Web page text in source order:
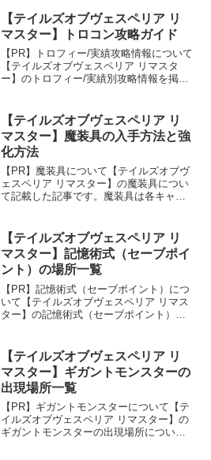
【テイルズオブヴェスペリア リ
マスター】トロコン攻略ガイド
【PR】トロフィー/実績攻略情報について
【テイルズオブヴェスペリア リマスタ
ー】のトロフィー/実績別攻略情報を掲載
プレイしていますが内容とし...
【テイルズオブヴェスペリア リ
マスター】魔装具の入手方法と強
化方法
【PR】魔装具について【テイルズオブヴ
ェスペリア リマスター】の魔装具につい
て記載した記事です。魔装具は各キャラ
ラクターの撃破数によって攻撃力・魔法
攻撃力がアップすると...
【テイルズオブヴェスペリア リ
マスター】記憶術式（セーブポイ
ント）の場所一覧
【PR】記憶術式（セーブポイント）につ
いて【テイルズオブヴェスペリア リマス
ター】の記憶術式（セーブポイント）の
ことで「記憶術式めぐり」の実績/トロフ
ィーが獲得できます...
【テイルズオブヴェスペリア リ
マスター】ギガントモンスターの
出現場所一覧
【PR】ギガントモンスターについて【テ
イルズオブヴェスペリア リマスター】の
ギガントモンスターの出現場所について